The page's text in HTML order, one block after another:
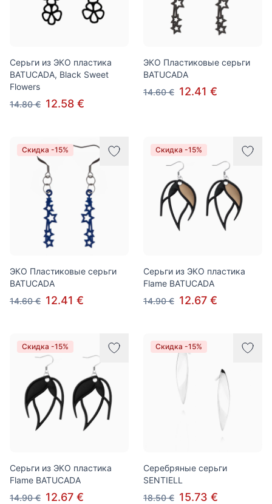
Cерьги из ЭКО пластика
BATUCADA, Black Sweet
Flowers
14.80 € 12.58 €
ЭКО Пластиковые серьги
BATUCADA
14.60 € 12.41 €
Скидка -15%
ЭКО Пластиковые серьги
BATUCADA
14.60 € 12.41 €
Скидка -15%
Cерьги из ЭКО пластика
Flame BATUCADA
14.90 € 12.67 €
Скидка -15%
Cерьги из ЭКО пластика
Flame BATUCADA
14.90 € 12.67 €
Скидка -15%
Серебряные серьги
SENTIELL
18.50 € 15.73 €